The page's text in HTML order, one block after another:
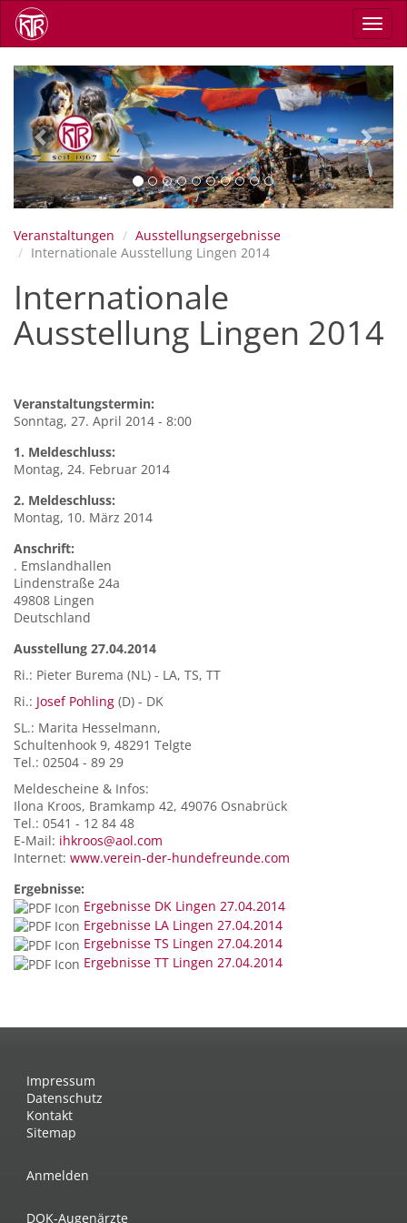
Direkt
zum
Inhalt
Previous Next
Veranstaltungen
Ausstellungsergebnisse
Internationale Ausstellung Lingen 2014
Internationale
Ausstellung Lingen 2014
Veranstaltungstermin:
Sonntag, 27. April 2014 - 8:00
1. Meldeschluss:
Montag, 24. Februar 2014
2. Meldeschluss:
Montag, 10. März 2014
Anschrift:
. Emslandhallen
Lindenstraße 24a
49808 Lingen
Deutschland
Ausstellung 27.04.2014
Ri.: Pieter Burema (NL) - LA, TS, TT
Ri.: Josef Pohling (D) - DK
SL.: Marita Hesselmann,
Schultenhook 9, 48291 Telgte
Tel.: 02504 - 89 29
Meldescheine & Infos:
Ilona Kroos, Bramkamp 42, 49076 Osnabrück
Tel.: 0541 - 12 84 48
E-Mail: ihkroos@aol.com
Internet: www.verein-der-hundefreunde.com
Ergebnisse:
Ergebnisse DK Lingen 27.04.2014
Ergebnisse LA Lingen 27.04.2014
Ergebnisse TS Lingen 27.04.2014
Ergebnisse TT Lingen 27.04.2014
Impressum
Datenschutz
Kontakt
Sitemap
Anmelden
DOK-Augenärzte